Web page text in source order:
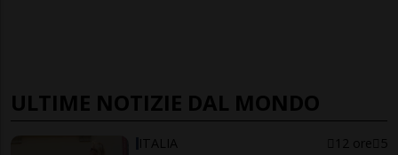
ULTIME NOTIZIE DAL MONDO
ITALIA 12 ore 5